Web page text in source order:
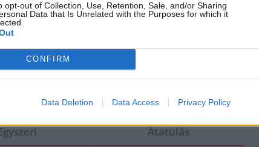
opt-out of Collection, Use, Retention, Sale, and/or Sharing
Data that Is Unrelated with the Purposes for which it
CONFIRM
Data Deletion Data Access Privacy Policy
harcművészek fontos híreivel kapcsolatosan,
vagy rendszeres, mi nagyon hálásak leszünk
Magazin jövőjéhez.
Átatulás